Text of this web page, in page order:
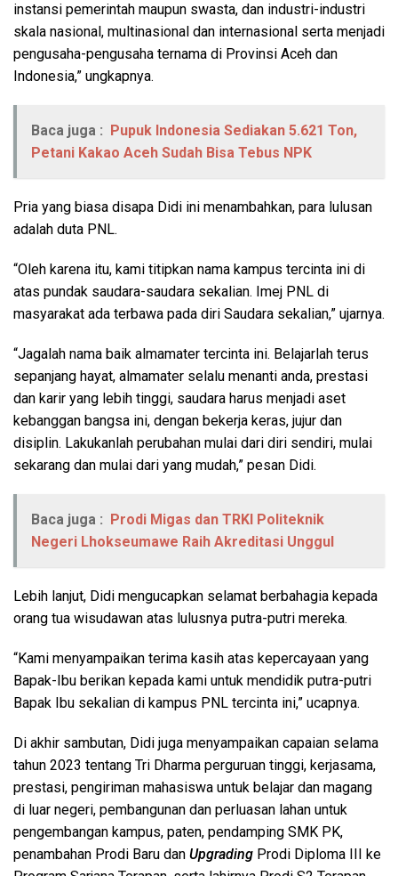
instansi pemerintah maupun swasta, dan industri-industri
skala nasional, multinasional dan internasional serta menjadi
pengusaha-pengusaha ternama di Provinsi Aceh dan
Indonesia,” ungkapnya.
Baca juga :
Pupuk Indonesia Sediakan 5.621 Ton,
Petani Kakao Aceh Sudah Bisa Tebus NPK
Pria yang biasa disapa Didi ini menambahkan, para lulusan
adalah duta PNL.
“Oleh karena itu, kami titipkan nama kampus tercinta ini di
atas pundak saudara-saudara sekalian. Imej PNL di
masyarakat ada terbawa pada diri Saudara sekalian,” ujarnya.
“Jagalah nama baik almamater tercinta ini. Belajarlah terus
sepanjang hayat, almamater selalu menanti anda, prestasi
dan karir yang lebih tinggi, saudara harus menjadi aset
kebanggan bangsa ini, dengan bekerja keras, jujur dan
disiplin. Lakukanlah perubahan mulai dari diri sendiri, mulai
sekarang dan mulai dari yang mudah,” pesan Didi.
Baca juga :
Prodi Migas dan TRKI Politeknik
Negeri Lhokseumawe Raih Akreditasi Unggul
Lebih lanjut, Didi mengucapkan selamat berbahagia kepada
orang tua wisudawan atas lulusnya putra-putri mereka.
“Kami menyampaikan terima kasih atas kepercayaan yang
Bapak-Ibu berikan kepada kami untuk mendidik putra-putri
Bapak Ibu sekalian di kampus PNL tercinta ini,” ucapnya.
Di akhir sambutan, Didi juga menyampaikan capaian selama
tahun 2023 tentang Tri Dharma perguruan tinggi, kerjasama,
prestasi, pengiriman mahasiswa untuk belajar dan magang
di luar negeri, pembangunan dan perluasan lahan untuk
pengembangan kampus, paten, pendamping SMK PK,
penambahan Prodi Baru dan Upgrading Prodi Diploma III ke